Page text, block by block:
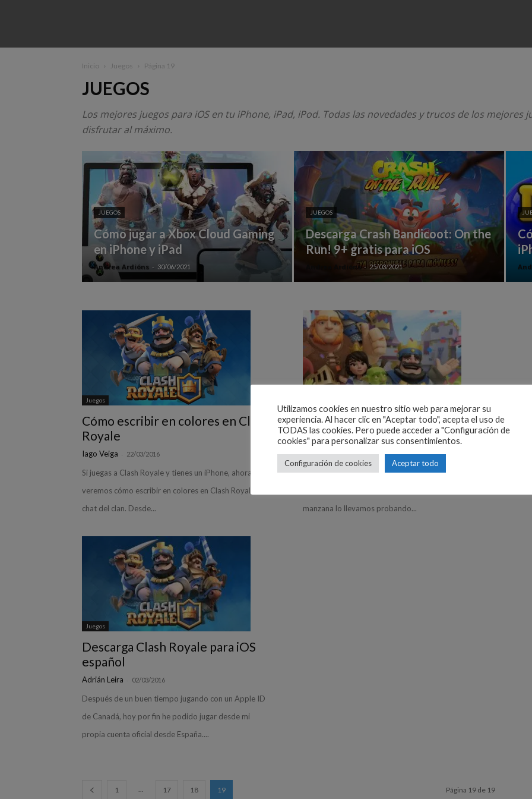
Inicio Juegos Página 19
JUEGOS
Los mejores juegos para iOS en tu iPhone, iPad, iPod. Todas las novedades y trucos de los mejores
disfrutar al máximo.
JUEGOS
Cómo jugar a Xbox Cloud Gaming
en iPhone y iPad
Andrea Ardións - 30/06/2021
JUEGOS
Descarga Crash Bandicoot: On the
Run‪!‬ 9+ gratis para iOS
Andrea Ardións - 25/03/2021
Juegos
Cómo escribir en colores en Clash
Royale
Iago Veiga 22/03/2016
Si juegas a Clash Royale y tienes un iPhone, ahora
veremos cómo escribir en colores en Clash Royale, en el
chat del clan. Desde...
10 Trucos de Clash Royale para
iOS
Iago Veiga - 02/03/2016
Clash Royale es un juego que está causando sensación
manzana lo llevamos probando...
Juegos
Descarga Clash Royale para iOS
español
Adrián Leira 02/03/2016
Después de un buen tiempo jugando con un Apple ID
de Canadá, hoy por fin he podido jugar desde mi
propia cuenta oficial desde España....
1 ... 17 18 19 Página 19 de 19
Utilizamos cookies en nuestro sitio web para mejorar su
experiencia. Al hacer clic en "Aceptar todo", acepta el uso de
TODAS las cookies. Pero puede acceder a "Configuración de
cookies" para personalizar sus consentimientos.
Configuración de cookies Aceptar todo